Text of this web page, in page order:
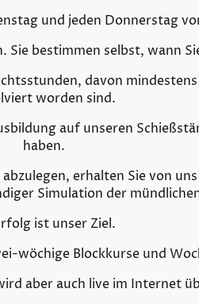
und jeden Donnerstag
bestimmen selbst, wann
davon
worden sind.
auf unseren
haben.
erhalten Sie von
Simulation der
ist unser Ziel.
wöchige Blockkurse und
aber auch live im Internet